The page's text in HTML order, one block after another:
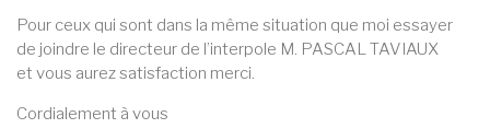
Pour ceux qui sont dans la même situation que moi essayer
de joindre le directeur de l’interpole M. PASCAL TAVIAUX
et vous aurez satisfaction merci.
Cordialement à vous